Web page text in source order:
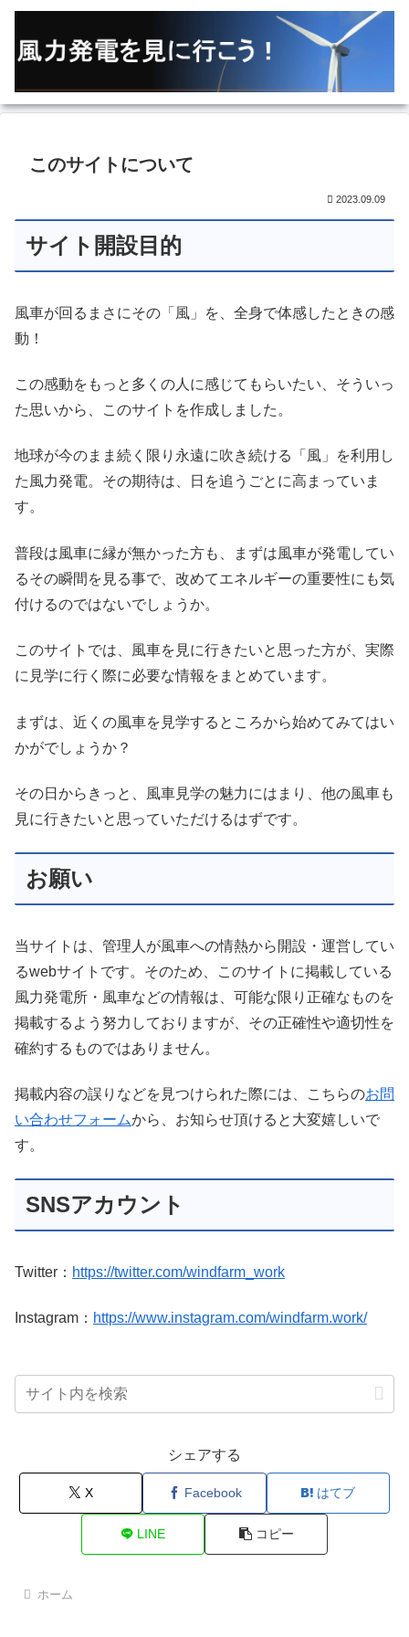
このサイトについて
2023.09.09
サイト開設目的
風車が回るまさにその「風」を、全身で体感したときの感
動！
この感動をもっと多くの人に感じてもらいたい、そういっ
た思いから、このサイトを作成しました。
地球が今のまま続く限り永遠に吹き続ける「風」を利用し
た風力発電。その期待は、日を追うごとに高まっていま
す。
普段は風車に縁が無かった方も、まずは風車が発電してい
るその瞬間を見る事で、改めてエネルギーの重要性にも気
付けるのではないでしょうか。
このサイトでは、風車を見に行きたいと思った方が、実際
に見学に行く際に必要な情報をまとめています。
まずは、近くの風車を見学するところから始めてみてはい
かがでしょうか？
その日からきっと、風車見学の魅力にはまり、他の風車も
見に行きたいと思っていただけるはずです。
お願い
当サイトは、管理人が風車への情熱から開設・運営してい
るwebサイトです。そのため、このサイトに掲載している
風力発電所・風車などの情報は、可能な限り正確なものを
掲載するよう努力しておりますが、その正確性や適切性を
確約するものではありません。
掲載内容の誤りなどを見つけられた際には、こちらのお問
い合わせフォームから、お知らせ頂けると大変嬉しいで
す。
SNSアカウント
Twitter： https://twitter.com/windfarm_work
Instagram： https://www.instagram.com/windfarm.work/
シェアする
X Facebook はてブ
LINE コピー
ホーム